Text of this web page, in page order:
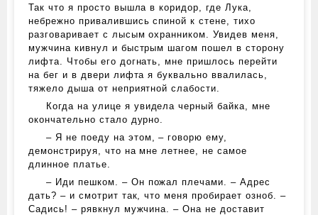
Так что я просто вышла в коридор, где Лука,
небрежно привалившись спиной к стене, тихо
разговаривает с лысым охранником. Увидев меня,
мужчина кивнул и быстрым шагом пошел в сторону
лифта. Чтобы его догнать, мне пришлось перейти
на бег и в двери лифта я буквально ввалилась,
тяжело дыша от неприятной слабости.
Когда на улице я увидела черный байка, мне
окончательно стало дурно.
– Я не поеду на этом, – говорю ему,
демонстрируя, что на мне летнее, не самое
длинное платье.
– Иди пешком. – Он пожал плечами. – Адрес
дать? – и смотрит так, что меня пробирает озноб. –
Садись! – рявкнул мужчина. – Она не доставит